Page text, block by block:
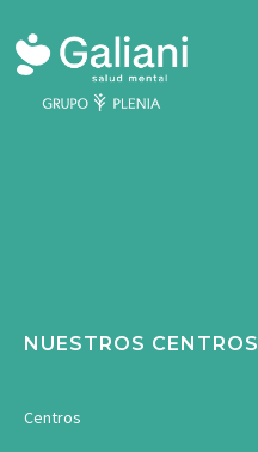
NUESTROS CENTROS
Centros